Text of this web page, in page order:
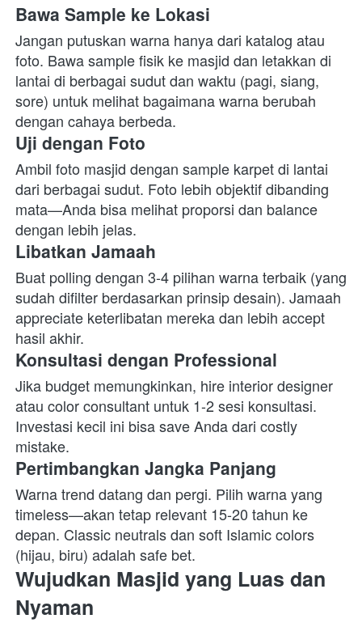
Bawa Sample ke Lokasi
Jangan putuskan warna hanya dari katalog atau
foto. Bawa sample fisik ke masjid dan letakkan di
lantai di berbagai sudut dan waktu (pagi, siang,
sore) untuk melihat bagaimana warna berubah
dengan cahaya berbeda.
Uji dengan Foto
Ambil foto masjid dengan sample karpet di lantai
dari berbagai sudut. Foto lebih objektif dibanding
mata—Anda bisa melihat proporsi dan balance
dengan lebih jelas.
Libatkan Jamaah
Buat polling dengan 3-4 pilihan warna terbaik (yang
sudah difilter berdasarkan prinsip desain). Jamaah
appreciate keterlibatan mereka dan lebih accept
hasil akhir.
Konsultasi dengan Professional
Jika budget memungkinkan, hire interior designer
atau color consultant untuk 1-2 sesi konsultasi.
Investasi kecil ini bisa save Anda dari costly
mistake.
Pertimbangkan Jangka Panjang
Warna trend datang dan pergi. Pilih warna yang
timeless—akan tetap relevant 15-20 tahun ke
depan. Classic neutrals dan soft Islamic colors
(hijau, biru) adalah safe bet.
Wujudkan Masjid yang Luas dan
Nyaman